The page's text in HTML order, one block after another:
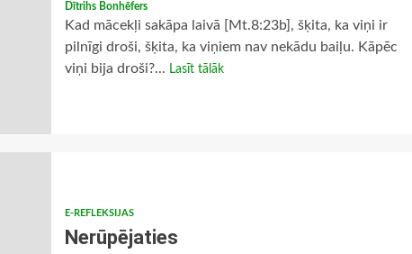
Dītrihs Bonhēfers
Kad mācekļi sakāpa laivā [Mt.8:23b], šķita, ka viņi ir
pilnīgi droši, šķita, ka viņiem nav nekādu baiļu. Kāpēc
viņi bija droši?... Lasīt tālāk
E-REFLEKSIJAS
Nerūpējaties